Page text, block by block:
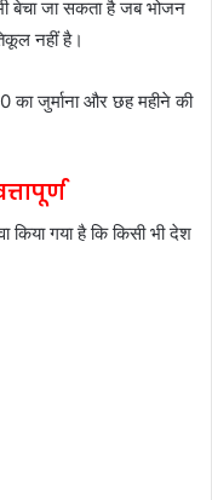
बेचा जा सकता है जब भोजन
नहीं है।
का जुर्माना और छह महीने की
किया गया है कि किसी भी देश